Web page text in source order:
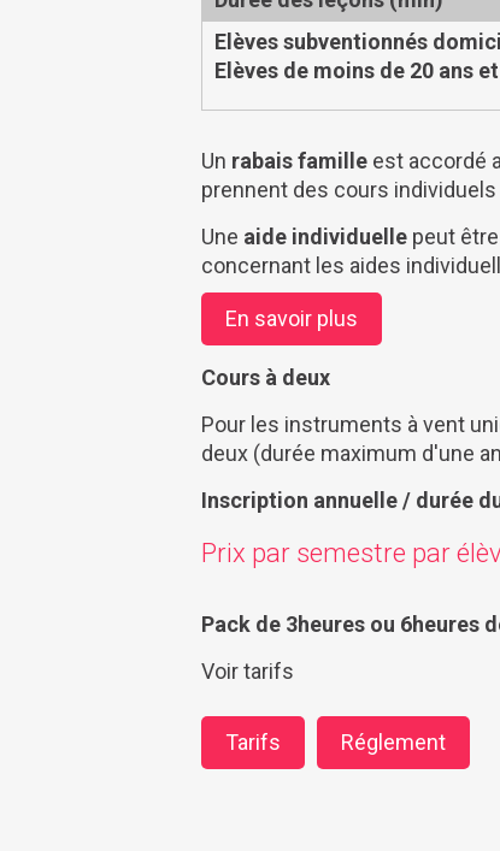
Elèves subventionnés
Elèves de moins de 20 ans
Un rabais famille est accordé
prennent des cours individuels
Une aide individuelle peut
concernant les aides
En savoir plus
Cours à deux
Pour les instruments à vent
deux (durée maximum d'une
Inscription annuelle / durée
Prix par semestre par
Pack de 3heures ou 6heures
Voir tarifs
Tarifs Réglement